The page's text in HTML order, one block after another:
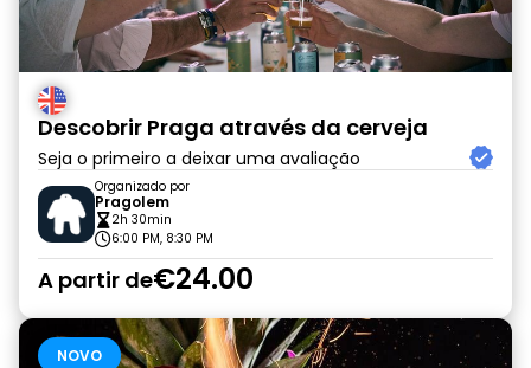
Descobrir Praga através da cerveja
Seja o primeiro a deixar uma avaliação
Organizado por
Pragolem
2h 30min
6:00 PM, 8:30 PM
A partir de€24.00
NOVO